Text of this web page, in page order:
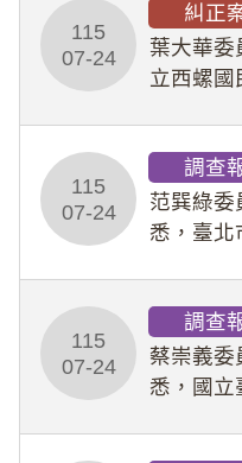
業把關
告漏未審
115
07-24
糾正
葉大華委
立西螺國
教羽球
事件處理
115
07-24
調查
范巽綠委
悉，臺北
行拍攝
劉師。該
115
07-24
調查
蔡崇義委
悉，國立